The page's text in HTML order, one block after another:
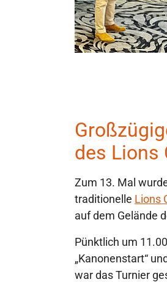
des Lions
Zum 13. Mal
traditionelle Lions
auf dem Gelände
Pünktlich um
„Kanonenstart“
war das Turnier